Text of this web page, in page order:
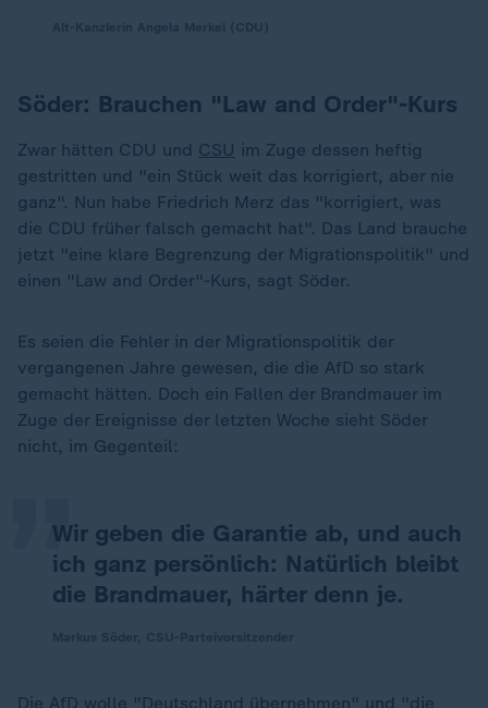
Söder: Brauchen "Law and Order"-Kurs
Zwar hätten CDU und CSU im Zuge dessen heftig
gestritten und "ein Stück weit das korrigiert, aber nie
ganz". Nun habe Friedrich Merz das "korrigiert, was
die CDU früher falsch gemacht hat". Das Land brauche
jetzt "eine klare Begrenzung der Migrationspolitik" und
einen "Law and Order"-Kurs, sagt Söder.
Es seien die Fehler in der Migrationspolitik der
vergangenen Jahre gewesen, die die AfD so stark
gemacht hätten. Doch ein Fallen der Brandmauer im
Zuge der Ereignisse der letzten Woche sieht Söder
nicht, im Gegenteil:
Wir geben die Garantie ab, und auch
ich ganz persönlich: Natürlich bleibt
die Brandmauer, härter denn je.
„
Die AfD wolle "Deutschland übernehmen" und "die